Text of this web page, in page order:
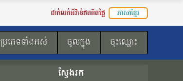
ដាក់លក់អីវ៉ាន់ឥតគិតថ្លៃ ភាសាខ្មែរ
ប្រភេទទាំងអស់ ចូលក្នុង ចុះឈ្មោះ
ស្វែងរក